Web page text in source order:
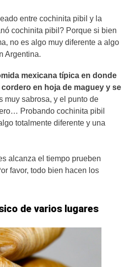
entre cochinita pibil y la
cochinita pibil? Porque si bien
no es algo muy diferente a algo
Argentina.
mexicana típica en donde
en hoja de maguey y se
muy sabrosa, y el punto de
Probando cochinita pibil
totalmente diferente y una
alcanza el tiempo prueben
favor, todo bien hacen los
de varios lugares